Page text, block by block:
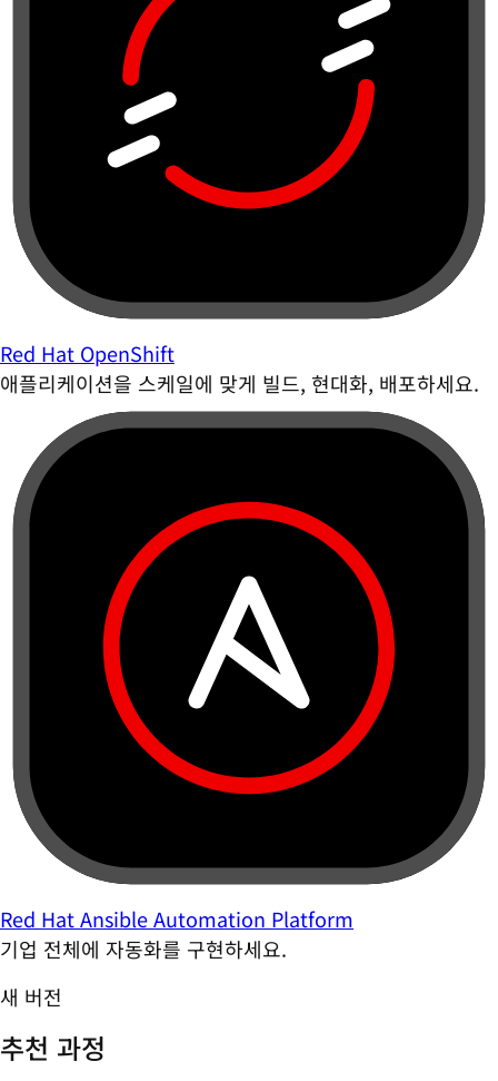
Red Hat OpenShift
애플리케이션을 스케일에 맞게 빌드, 현대화, 배포하세요.
Red Hat Ansible Automation Platform
기업 전체에 자동화를 구현하세요.
새 버전
추천 과정